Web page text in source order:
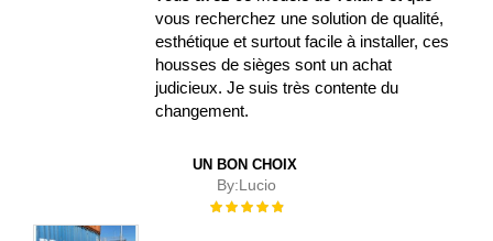
vous recherchez une solution de qualité,
esthétique et surtout facile à installer, ces
housses de sièges sont un achat
judicieux. Je suis très contente du
changement.
UN BON CHOIX
By:Lucio
Évaluation :